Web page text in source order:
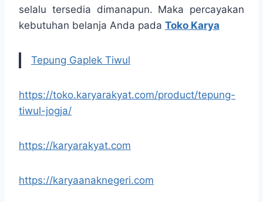
selalu tersedia dimanapun. Maka percayakan
kebutuhan belanja Anda pada Toko Karya
Tepung Gaplek Tiwul
https://toko.karyarakyat.com/product/tepung-
tiwul-jogja/
https://karyarakyat.com
https://karyaanaknegeri.com